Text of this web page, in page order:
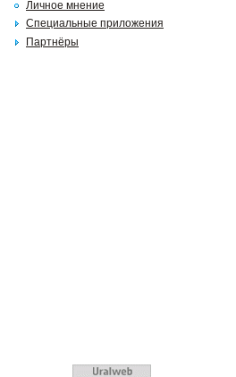
Личное мнение
Специальные приложения
Партнёры